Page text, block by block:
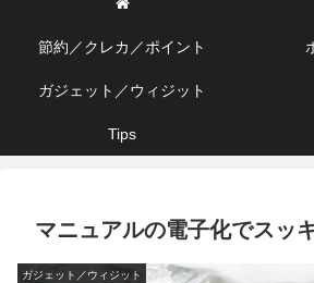
節約／クレカ／ポイント
ガジェット／ウィジット
Tips
マニュアルの電子化でスッ
ガジェット／ウィジット